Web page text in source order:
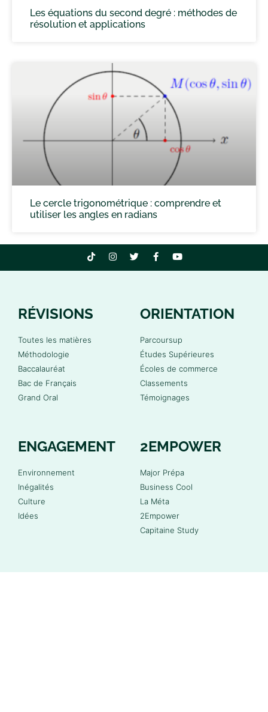
Les équations du second degré : méthodes de
résolution et applications
Le cercle trigonométrique : comprendre et
utiliser les angles en radians
RÉVISIONS
Toutes les matières
Méthodologie
Baccalauréat
Bac de Français
Grand Oral
ORIENTATION
Parcoursup
Études Supérieures
Écoles de commerce
Classements
Témoignages
ENGAGEMENT
Environnement
Inégalités
Culture
Idées
2EMPOWER
Major Prépa
Business Cool
La Méta
2Empower
Capitaine Study